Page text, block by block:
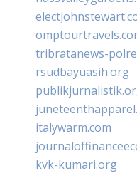
tribratanews-
rsudbayuasih.org
italywarm.com
kvk-kumari.org